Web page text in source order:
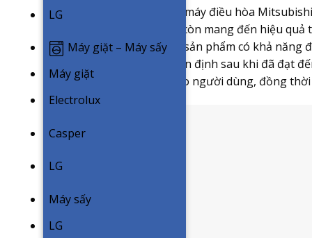
LG
Máy giặt – Máy sấy
Máy giặt
Electrolux
Casper
LG
Máy sấy
LG
Công nghệ Inverter trên máy điều hòa
chịu cho người dùng mà còn mang đến hiệu
được tích hợp bên trong sản phẩm có khả năng
của máy nén ở tần suất ổn định sau khi đã đạt
thái thoải mái, dễ chịu cho người dùng, đồng